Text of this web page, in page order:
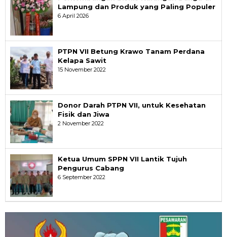
Lampung dan Produk yang Paling Populer
6 April 2026
PTPN VII Betung Krawo Tanam Perdana
Kelapa Sawit
15 November 2022
Donor Darah PTPN VII, untuk Kesehatan
Fisik dan Jiwa
2 November 2022
Ketua Umum SPPN VII Lantik Tujuh
Pengurus Cabang
6 September 2022